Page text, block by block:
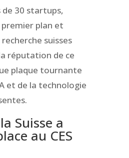
de 30 startups,
plan et
suisses
réputation de ce
plaque tournante
et de la technologie
Suisse a
au CES